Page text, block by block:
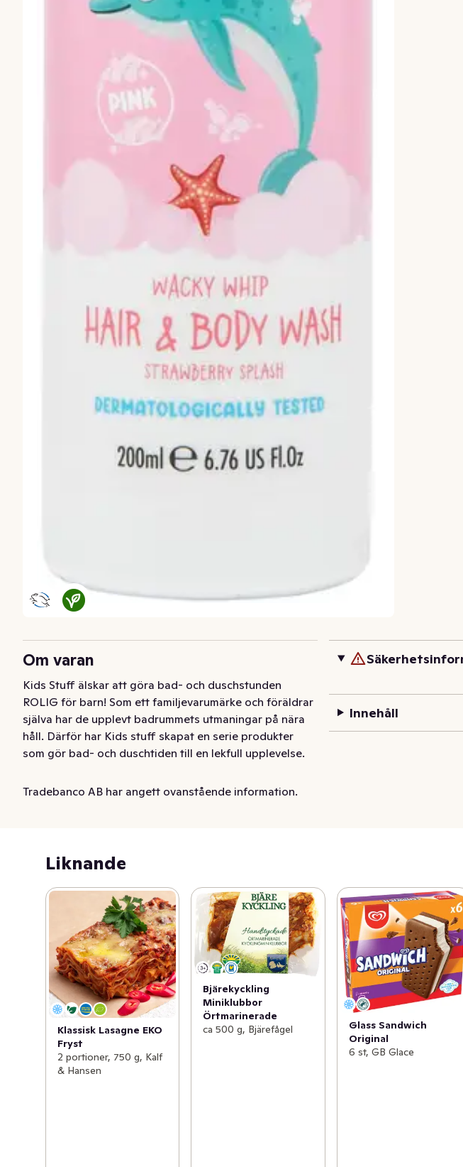
Om varan
Kids Stuff älskar att göra bad- och duschstunden
ROLIG för barn! Som ett familjevarumärke och föräldrar
själva har de upplevt badrummets utmaningar på nära
håll. Därför har Kids stuff skapat en serie produkter
som gör bad- och duschtiden till en lekfull upplevelse.
Kids Stuff WACKY WHIP HAIR & BODY WASH är en
• Rosa tvålskum
• Till hår och kropp
• Milt för huden
• Dermatologiskt testad
• Söt doft av jordgubb
• Vegansk
Tradebanco AB har angett ovanstående information.
Innehåll
Liknande
Klassisk Lasagne EKO
Fryst
2 portioner, 750 g, Kalf
& Hansen
Bjärekyckling
Miniklubbor
Örtmarinerade
ca 500 g, Bjärefågel
Glass Sandwich
Original
6 st, GB Glace